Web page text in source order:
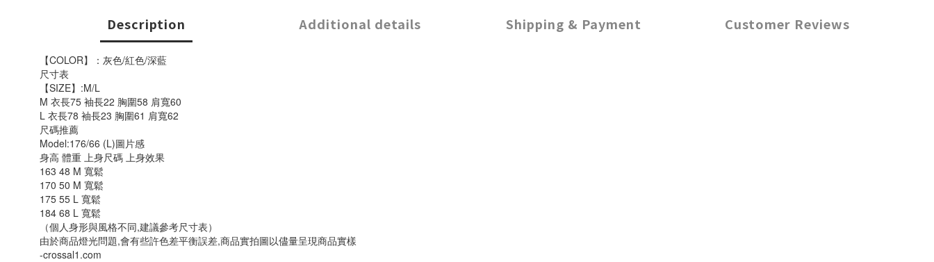
Description Additional details Shipping & Payment Customer Reviews
【COLOR】：灰色/紅色/深藍
尺寸表
【SIZE】:M/L
M 衣長75 袖長22 胸圍58 肩寬60
L 衣長78 袖長23 胸圍61 肩寬62
尺碼推薦
Model:176/66 (L)圖片感
身高 體重 上身尺碼 上身效果
163 48 M 寬鬆
170 50 M 寬鬆
175 55 L 寬鬆
184 68 L 寬鬆
（個人身形與風格不同,建議參考尺寸表）
由於商品燈光問題,會有些許色差平衡誤差,商品實拍圖以儘量呈現商品實樣
-crossal1.com